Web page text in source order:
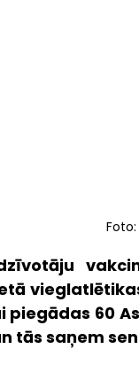
piegādas 60
tās saņem